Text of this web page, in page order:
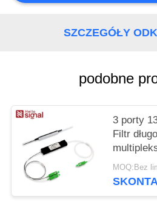
SZCZEGÓŁY
podobne
3 porty
Filtr
kanału i
MOQ:Bez